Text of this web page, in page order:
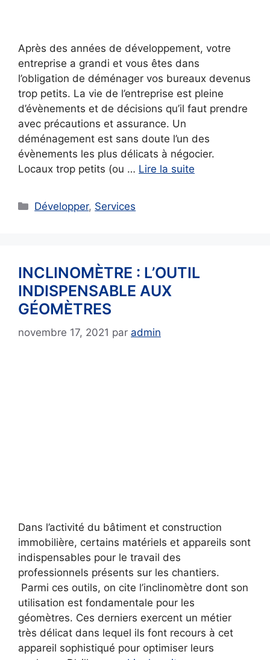
Après des années de développement, votre
entreprise a grandi et vous êtes dans
l’obligation de déménager vos bureaux devenus
trop petits. La vie de l’entreprise est pleine
d’évènements et de décisions qu’il faut prendre
avec précautions et assurance. Un
déménagement est sans doute l’un des
évènements les plus délicats à négocier.
Locaux trop petits (ou … Lire la suite
Catégories
Développer, Services
INCLINOMÈTRE : L’OUTIL
INDISPENSABLE AUX
GÉOMÈTRES
novembre 17, 2021 par admin
Dans l’activité du bâtiment et construction
immobilière, certains matériels et appareils sont
indispensables pour le travail des
professionnels présents sur les chantiers.
Parmi ces outils, on cite l’inclinomètre dont son
utilisation est fondamentale pour les
géomètres. Ces derniers exercent un métier
très délicat dans lequel ils font recours à cet
appareil sophistiqué pour optimiser leurs